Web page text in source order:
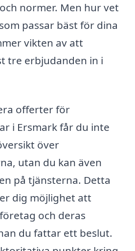
normer. Men hur vet
passar bäst för dina
vikten av att
tre erbjudanden in i
offerter för
i Ersmark får du inte
över
utan du kan även
på tjänsterna. Detta
dig möjlighet att
och deras
du fattar ett beslut.